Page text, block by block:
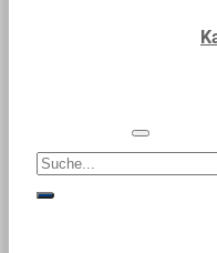
Suche<
suche